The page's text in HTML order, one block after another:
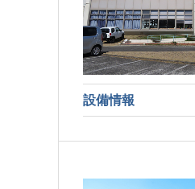
設備情報